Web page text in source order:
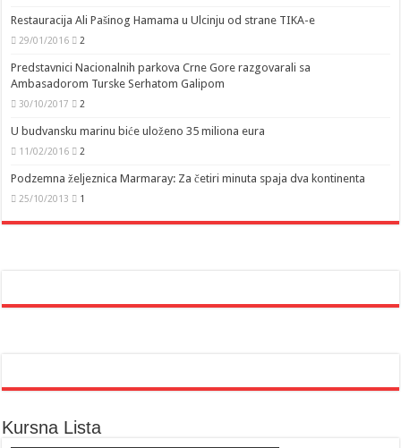
Restauracija Ali Pašinog Hamama u Ulcinju od strane TIKA-e
29/01/2016 2
Predstavnici Nacionalnih parkova Crne Gore razgovarali sa
Ambasadorom Turske Serhatom Galipom
30/10/2017 2
U budvansku marinu biće uloženo 35 miliona eura
11/02/2016 2
Podzemna željeznica Marmaray: Za četiri minuta spaja dva kontinenta
25/10/2013 1
Kursna Lista